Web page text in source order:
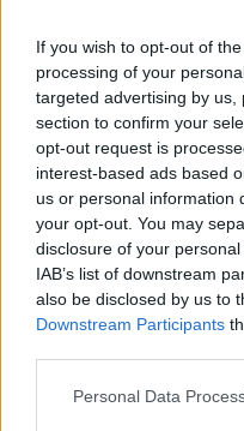
If you wish to opt-out of
processing of your
targeted advertising by
section to confirm your
opt-out request is
interest-based ads based
us or personal information
your opt-out. You may
disclosure of your
IAB’s list of downstream
also be disclosed by us to
Downstream Participants
Personal Data
Tangier Tech City
kikötőváros
amelyet a sajtó
keresztelt el, 2027-
várhatóan200 kínai
Az autógumi-
Tire például20
szerződötta
millió dollárnyi
parkba. A
Marokkó egyéb,